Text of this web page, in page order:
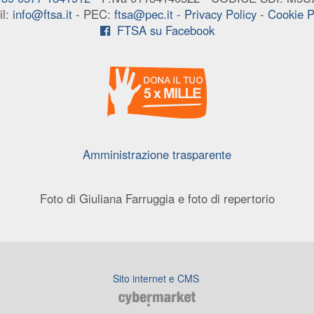
info@ftsa.it - PEC: ftsa@pec.it - Privacy Policy - Cookie
FTSA su Facebook
Amministrazione trasparente
Foto di Giuliana Farruggia e foto di repertorio
Sito internet e CMS